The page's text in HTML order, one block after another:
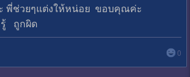
พี่ช่วยๆแต่งให้หน่อย ขอบคุณค่ะ
ถูกผิด
0